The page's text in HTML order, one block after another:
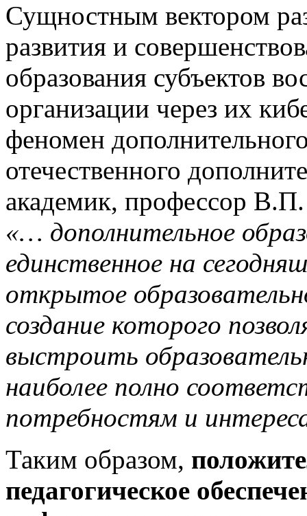
Сущностным вектором
развития и
образования субъектов
организации через их
феномен
отечественного
академик, профессор В.П.
«… дополнительное
единственное на
открытое
создание которого
выстроить
наиболее полно
потребностям и
Таким образом,
педагогическое